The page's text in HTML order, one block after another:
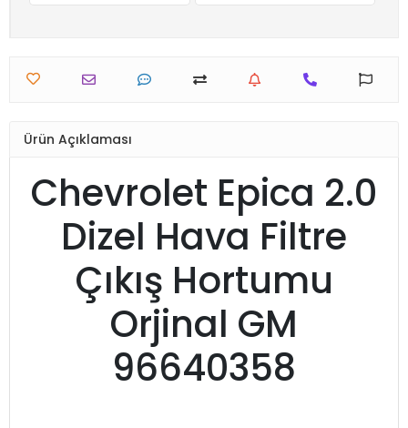
Ürün Açıklaması
Chevrolet Epica 2.0
Dizel Hava Filtre
Çıkış Hortumu
Orjinal GM
96640358